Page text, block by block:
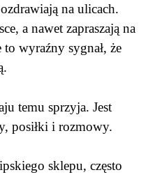
na ulicach.
a nawet zapraszają na
wyraźny sygnał, że
temu sprzyja. Jest
posiłki i rozmowy.
sklepu, często